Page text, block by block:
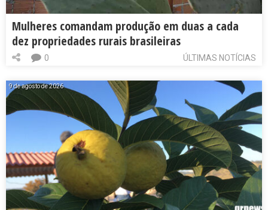
Mulheres comandam produção em duas a cada
dez propriedades rurais brasileiras
ÚLTIMAS NOTÍCIAS
0
9 de agosto de 2026